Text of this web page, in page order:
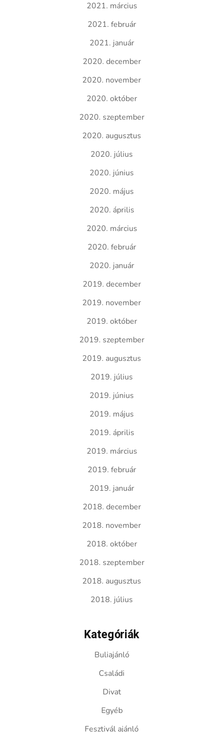
2021. március
2021. február
2021. január
2020. december
2020. november
2020. október
2020. szeptember
2020. augusztus
2020. július
2020. június
2020. május
2020. április
2020. március
2020. február
2020. január
2019. december
2019. november
2019. október
2019. szeptember
2019. augusztus
2019. július
2019. június
2019. május
2019. április
2019. március
2019. február
2019. január
2018. december
2018. november
2018. október
2018. szeptember
2018. augusztus
2018. július
Kategóriák
Buliajánló
Családi
Divat
Egyéb
Fesztivál ajánló